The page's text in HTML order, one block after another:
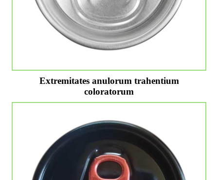
Extremitates anulorum trahentium
coloratorum